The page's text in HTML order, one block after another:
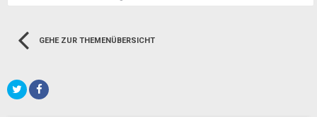
GEHE ZUR THEMENÜBERSICHT